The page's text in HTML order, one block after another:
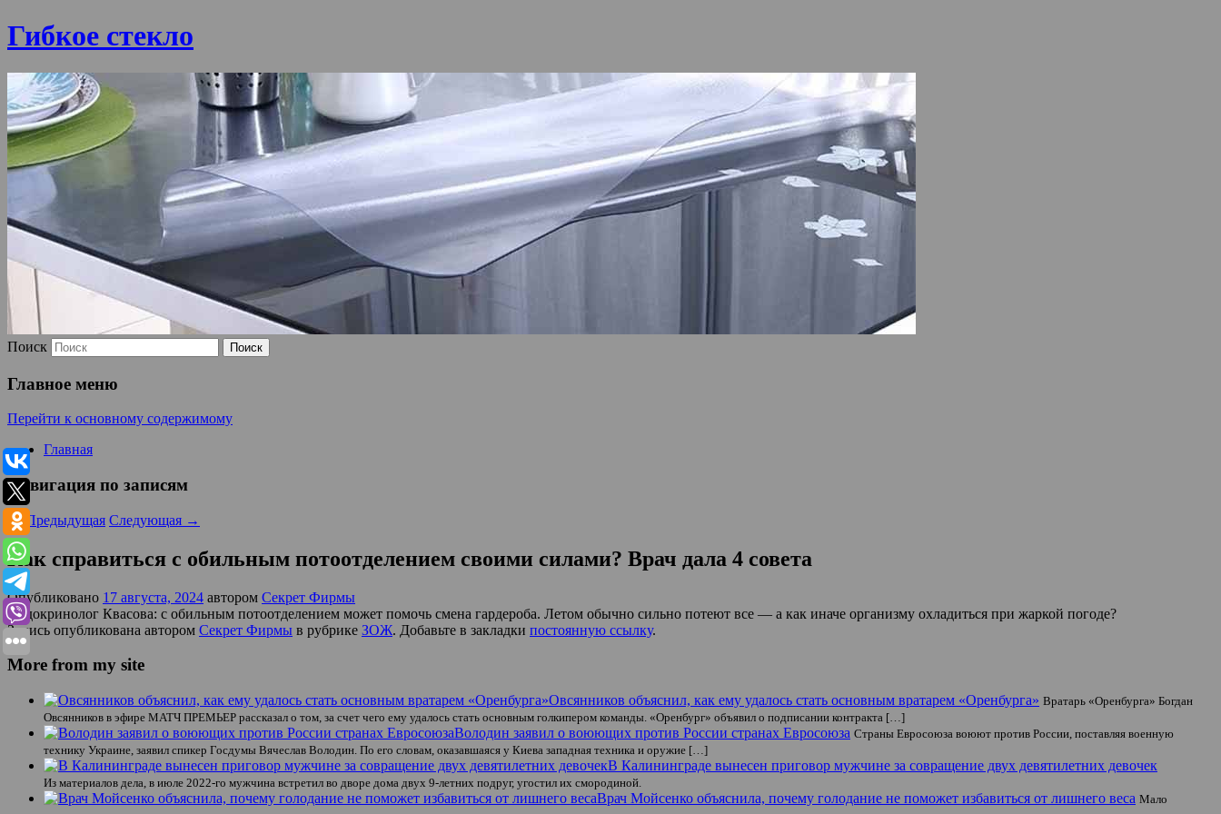
Гибкое стекло
Поиск
Главное меню
Перейти к основному содержимому
Главная
Навигация по записям
←Предыдущая Следующая →
Как справиться с обильным потоотделением своими силами? Врач дала 4 совета
Опубликовано 17 августа, 2024 автором Секрет Фирмы
Эндокринолог Квасова: с обильным потоотделением может помочь смена гардероба. Летом обычно сильно потеют все — а как иначе организму охладиться при жаркой погоде?
Запись опубликована автором Секрет Фирмы в рубрике ЗОЖ. Добавьте в закладки постоянную ссылку.
More from my site
Овсянников объяснил, как ему удалось стать основным вратарем «Оренбурга» Вратарь «Оренбурга» Богдан
Овсянников в эфире МАТЧ ПРЕМЬЕР рассказал о том, за счет чего ему удалось стать основным голкипером команды. «Оренбург» объявил о подписании контракта […]
Володин заявил о воюющих против России странах Евросоюза Страны Евросоюза воюют против России, поставляя военную
технику Украине, заявил спикер Госдумы Вячеслав Володин. По его словам, оказавшаяся у Киева западная техника и оружие […]
В Калининграде вынесен приговор мужчине за совращение двух девятилетних девочек
Из материалов дела, в июле 2022-го мужчина встретил во дворе дома двух 9-летних подруг, угостил их смородиной.
Врач Мойсенко объяснила, почему голодание не поможет избавиться от лишнего веса Мало